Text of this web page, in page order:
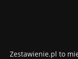
Zestawienie.pl to